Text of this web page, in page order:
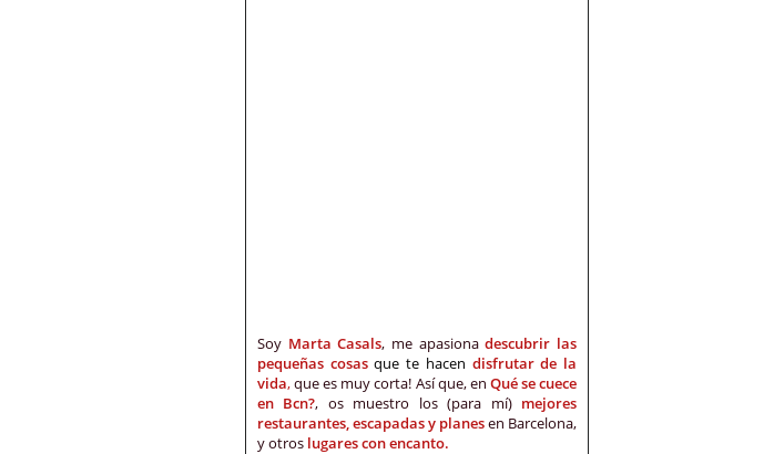
Soy Marta Casals, me apasionadescubrir las
pequeñas cosasque te hacen disfrutar de la
vida,que es muy corta! Así que, en Qué se cuece
en Bcn?, os muestro los (para mí) mejores
restaurantes, escapadas y planesen Barcelona,
y otros lugares con encanto.